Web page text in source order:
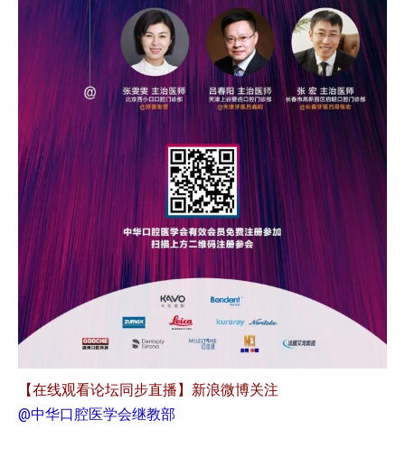
【在线观看论坛同步直播】新浪微博关注
@中华口腔医学会继教部